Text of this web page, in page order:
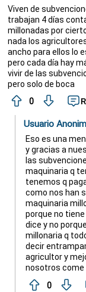
Viven de
trabajan 4 días
millonadas por
nada los
ancho para ellos lo
pero cada día hay
vivir de las
pero solo de boca
0
Usuario
Eso es una
y gracias a
las
maquinaria q
tenemos q
como nos han
maquinaria
porque no
dice y no
millonaria q
decir
agricultor y
nosotros come
0